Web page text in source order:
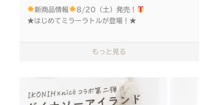
新商品情報
8/20（土）発売！
★はじめてミラーラトルが登場！★
さらに...◆夜空をモチーフにした 特別デザインの
ギフトセットバージョン「はじめてミラーラトルセッ
ト」 も同時発売です
もっと見る